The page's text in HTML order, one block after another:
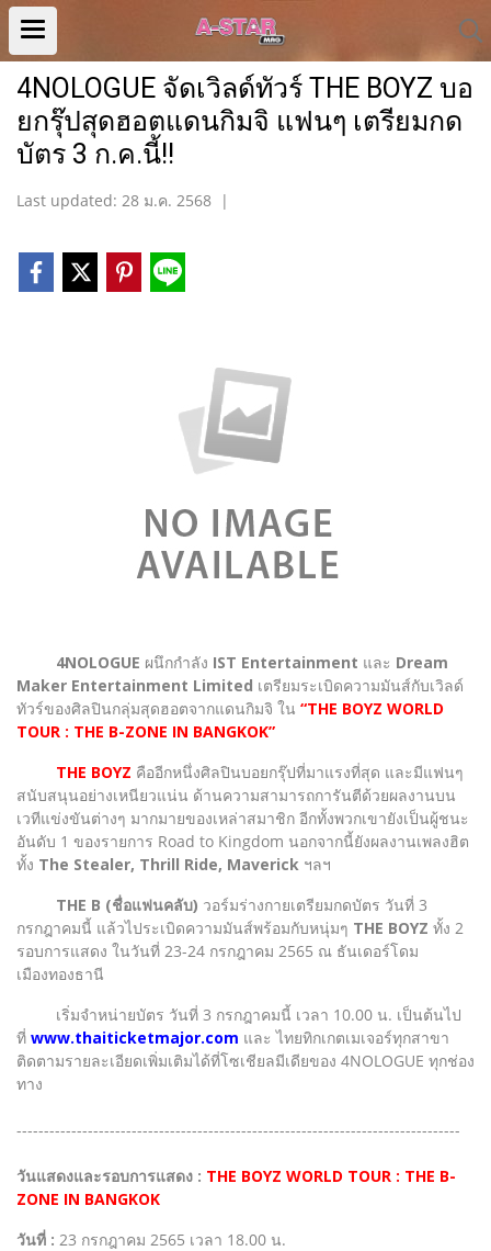
4NOLOGUE จัดเวิลด์ทัวร์ THE BOYZ บอ
ยกรุ๊ปสุดฮอตแดนกิมจิ แฟนๆ เตรียมกด
บัตร 3 ก.ค.นี้!!
Last updated: 28 ม.ค. 2568 |
4NOLOGUE ผนึกกำลัง IST Entertainment และ Dream
Maker Entertainment Limited เตรียมระเบิดความมันส์กับเวิลด์
ทัวร์ของศิลปินกลุ่มสุดฮอตจากแดนกิมจิ ใน “THE BOYZ WORLD
TOUR : THE B-ZONE IN BANGKOK”
THE BOYZ คืออีกหนึ่งศิลปินบอยกรุ๊ปที่มาแรงที่สุด และมีแฟนๆ
สนับสนุนอย่างเหนียวแน่น ด้านความสามารถการันตีด้วยผลงานบน
เวทีแข่งขันต่างๆ มากมายของเหล่าสมาชิก อีกทั้งพวกเขายังเป็นผู้ชนะ
อันดับ 1 ของรายการ Road to Kingdom นอกจากนี้ยังผลงานเพลงฮิต
ทั้ง The Stealer, Thrill Ride, Maverick ฯลฯ
THE B (ชื่อแฟนคลับ) วอร์มร่างกายเตรียมกดบัตร วันที่ 3
กรกฎาคมนี้ แล้วไประเบิดความมันส์พร้อมกับหนุ่มๆ THE BOYZ ทั้ง 2
รอบการแสดง ในวันที่ 23-24 กรกฎาคม 2565 ณ ธันเดอร์โดม
เมืองทองธานี
เริ่มจำหน่ายบัตร วันที่ 3 กรกฎาคมนี้ เวลา 10.00 น. เป็นต้นไป
ที่ www.thaiticketmajor.com และ ไทยทิกเกตเมเจอร์ทุกสาขา
ติดตามรายละเอียดเพิ่มเติมได้ที่โซเชียลมีเดียของ 4NOLOGUE ทุกช่อง
ทาง
---------------------------------------------------------------------------------
วันแสดงและรอบการแสดง : THE BOYZ WORLD TOUR : THE B-
ZONE IN BANGKOK
วันที่ : 23 กรกฎาคม 2565 เวลา 18.00 น.